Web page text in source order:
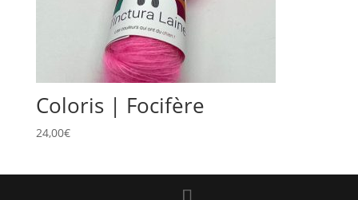
Coloris | Focifère
24,00€